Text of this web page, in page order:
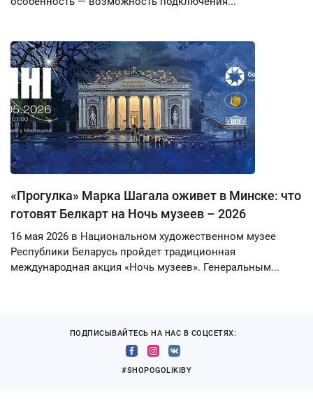
«Прогулка» Марка Шагала оживет в Минске: что
готовят Белкарт на Ночь музеев – 2026
16 мая 2026 в Национальном художественном музее
Республики Беларусь пройдет традиционная
международная акция «Ночь музеев». Генеральным...
ПОДПИСЫВАЙТЕСЬ НА НАС В СОЦСЕТЯХ:
#SHOPOGOLIKIBY